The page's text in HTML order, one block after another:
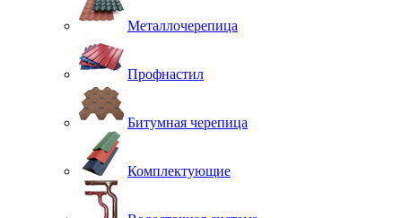
Металлочерепица
Профнастил
Битумная черепица
Комплектующие